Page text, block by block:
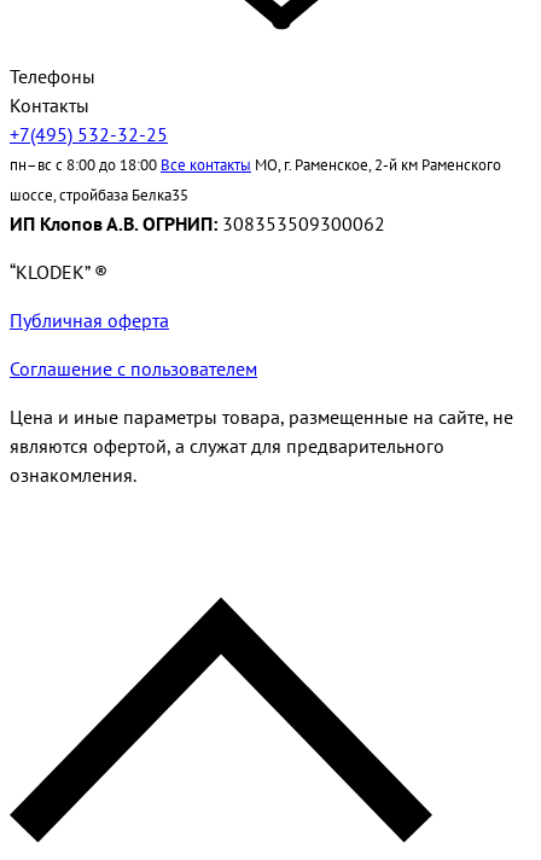
Телефоны
Контакты
+7(495) 532-32-25
пн–вс с 8:00 до 18:00 Все контакты МО, г. Раменское, 2-й км Раменского
шоссе, стройбаза Белка35
ИП Клопов А.В. ОГРНИП: 308353509300062
“KLODEK” ®
Публичная оферта
Соглашение с пользователем
Цена и иные параметры товара, размещенные на сайте, не
являются офертой, а служат для предварительного
ознакомления.